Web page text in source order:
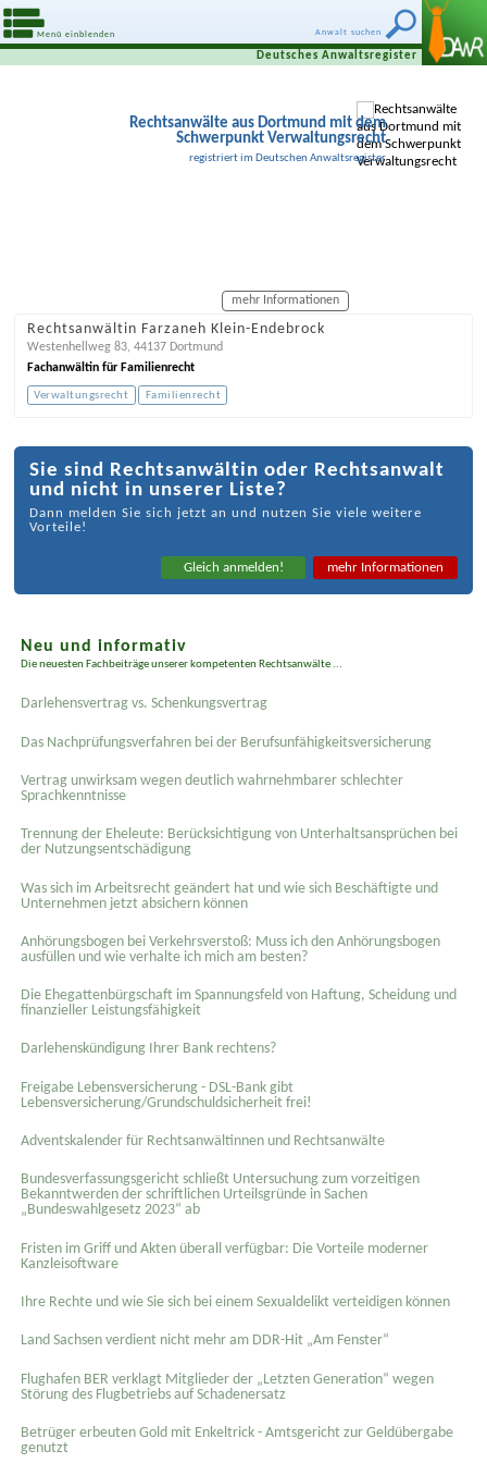
Anwalt suchen
Menü einblenden
Deutsches Anwaltsregister
Rechtsanwälte aus Dortmund mit dem
Schwerpunkt Verwaltungsrecht
registriert im Deutschen Anwaltsregister
mehr Informationen
Rechtsanwältin Farzaneh Klein-Endebrock
Westenhellweg 83, 44137 Dortmund
Fachanwältin für Familienrecht
Verwaltungsrecht Familienrecht
Sie sind Rechtsanwältin oder Rechtsanwalt
und nicht in unserer Liste?
Dann melden Sie sich jetzt an und nutzen Sie viele weitere
Vorteile!
Gleich anmelden! mehr Informationen
Neu und informativ
Die neuesten Fachbeiträge unserer kompetenten Rechtsanwälte ...
Darlehensvertrag vs. Schenkungsvertrag
Das Nachprüfungsverfahren bei der Berufsunfähigkeitsversicherung
Vertrag unwirksam wegen deutlich wahrnehmbarer schlechter
Sprachkenntnisse
Trennung der Eheleute: Berücksichtigung von Unterhaltsansprüchen bei
der Nutzungsentschädigung
Was sich im Arbeitsrecht geändert hat und wie sich Beschäftigte und
Unternehmen jetzt absichern können
Anhörungsbogen bei Verkehrsverstoß: Muss ich den Anhörungsbogen
ausfüllen und wie verhalte ich mich am besten?
Die Ehegattenbürgschaft im Spannungsfeld von Haftung, Scheidung und
finanzieller Leistungsfähigkeit
Darlehenskündigung Ihrer Bank rechtens?
Freigabe Lebensversicherung - DSL-Bank gibt
Lebensversicherung/Grundschuldsicherheit frei!
Adventskalender für Rechtsanwältinnen und Rechtsanwälte
Bundesverfassungsgericht schließt Untersuchung zum vorzeitigen
Bekanntwerden der schriftlichen Urteilsgründe in Sachen
„Bundeswahlgesetz 2023“ ab
Fristen im Griff und Akten überall verfügbar: Die Vorteile moderner
Kanzleisoftware
Ihre Rechte und wie Sie sich bei einem Sexual­delikt verteidigen können
Land Sachsen verdient nicht mehr am DDR-Hit „Am Fenster“
Flughafen BER verklagt Mitglieder der „Letzten Generation“ wegen
Störung des Flugbetriebs auf Schadenersatz
Betrüger erbeuten Gold mit Enkeltrick - Amtsgericht zur Geldübergabe
genutzt